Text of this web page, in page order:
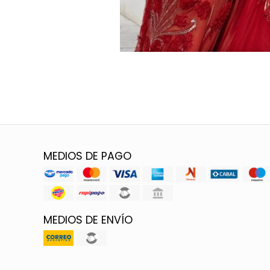
MEDIOS DE PAGO
MEDIOS DE ENVÍO